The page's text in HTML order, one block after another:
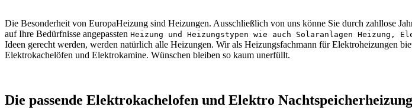
Die Besonderheit von EuropaHeizung sind Heizungen. Ausschließlich von uns könne Sie durch zahllose
auf Ihre Bedürfnisse angepassten Heizung und Heizungstypen wie auch Solaranlagen Heizung,
Ideen gerecht werden, werden natürlich alle Heizungen. Wir als Heizungsfachmann für Elektroheizungen
Elektrokachelöfen und Elektrokamine. Wünschen bleiben so kaum unerfüllt.
Die passende Elektrokachelofen und Elektro